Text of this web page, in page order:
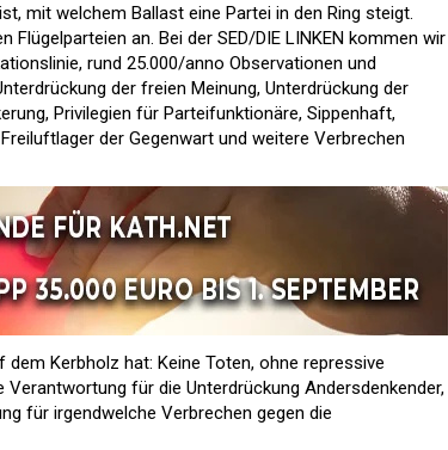
mit welchem Ballast eine Partei in den Ring steigt.
an. Bei der SED/DIE LINKEN kommen wir
rund 25.000/anno Observationen und
der freien Meinung, Unterdrückung der
Privilegien für Parteifunktionäre, Sippenhaft,
der Gegenwart und weitere Verbrechen
Kerbholz hat: Keine Toten, ohne repressive
für die Unterdrückung Andersdenkender,
für irgendwelche Verbrechen gegen die